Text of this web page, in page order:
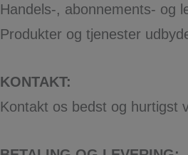
Handels-, abonnements- og
Produkter og tjenester
KONTAKT:
Kontakt os bedst og hurtigst